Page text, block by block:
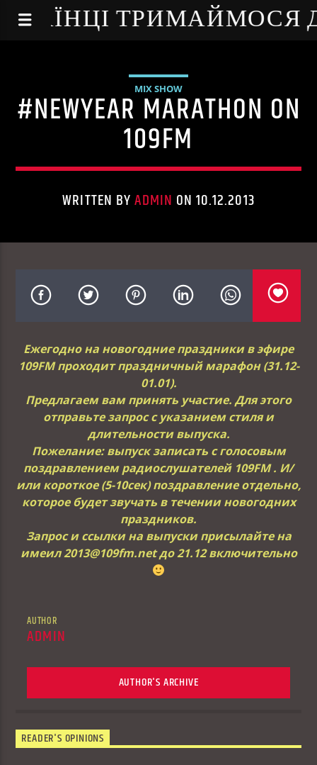
- УКРАЇНЦІ
MIX SHOW
#NEWYEAR MARATHON ON
109FM
WRITTEN BYADMIN ON 10.12.2013
Ежегодно на новогодние праздники в эфире
109FM проходит праздничный марафон (31.12-
01.01).
Предлагаем вам принять участие. Для этого
отправьте запрос с указанием стиля и
длительности выпуска.
Пожелание: выпуск записать с голосовым
поздравлением радиослушателей 109FM . И/
или короткое (5-10сек) поздравление отдельно,
которое будет звучать в течении новогодних
праздников.
Запрос и ссылки на выпуски присылайте на
имеил 2013@109fm.netдо 21.12 включительно
AUTHOR
ADMIN
AUTHOR'S ARCHIVE
READER'S OPINIONS